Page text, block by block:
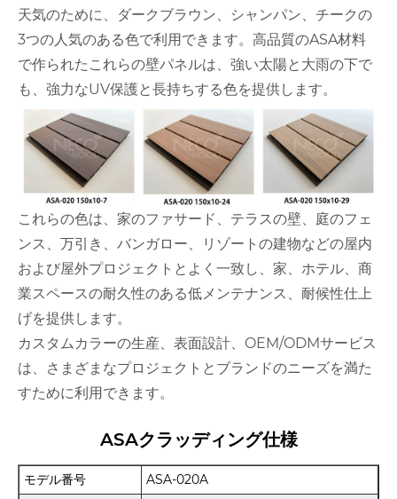
天気のために、ダークブラウン、シャンパン、チークの
3つの人気のある色で利用できます。高品質のASA材料
で作られたこれらの壁パネルは、強い太陽と大雨の下で
も、強力なUV保護と長持ちする色を提供します。
これらの色は、家のファサード、テラスの壁、庭のフェ
ンス、万引き、バンガロー、リゾートの建物などの屋内
および屋外プロジェクトとよく一致し、家、ホテル、商
業スペースの耐久性のある低メンテナンス、耐候性仕上
げを提供します。
カスタムカラーの生産、表面設計、OEM/ODMサービス
は、さまざまなプロジェクトとブランドのニーズを満た
すために利用できます。
ASAクラッディング仕様
モデル番号
ASA-020A